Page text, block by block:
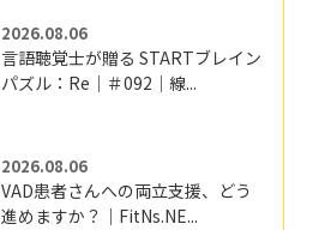
2026.08.06
言語聴覚士が贈る STARTブレイン
パズル：Re｜＃092｜線...
2026.08.06
VAD患者さんへの両立支援、どう
進めますか？｜FitNs.NE...